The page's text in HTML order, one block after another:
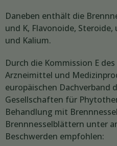
Daneben enthält die
und K, Flavonoide,
und Kalium.
Durch die Kommission E
Arzneimittel und
europäischen Dachverband
Gesellschaften für
Behandlung mit
Brennnesselblättern unter
Beschwerden empfohlen: